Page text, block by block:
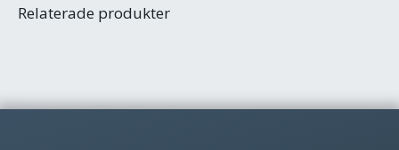
Relaterade produkter